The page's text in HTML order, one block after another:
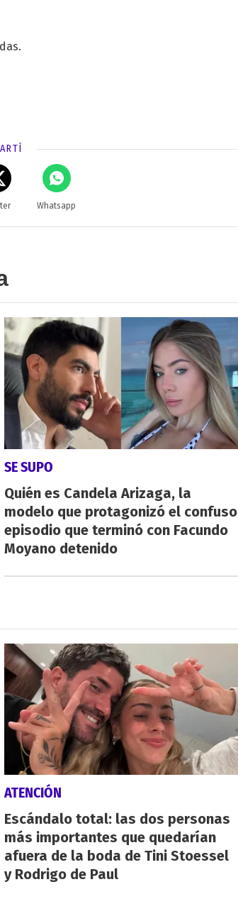
Whatsapp
SE SUPO
Quién es Candela Arizaga, la
modelo que protagonizó el confuso
episodio que terminó con Facundo
Moyano detenido
ATENCIÓN
Escándalo total: las dos personas
más importantes que quedarían
afuera de la boda de Tini Stoessel
y Rodrigo de Paul